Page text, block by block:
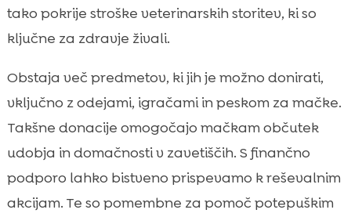
tako pokrije stroške veterinarskih storitev, ki so
ključne za zdravje živali.
Obstaja več predmetov, ki jih je možno donirati,
vključno z odejami, igračami in peskom za mačke.
Takšne donacije omogočajo mačkam občutek
udobja in domačnosti v zavetiščih. S finančno
podporo lahko bistveno prispevamo k reševalnim
akcijam. Te so pomembne za pomoč potepuškim